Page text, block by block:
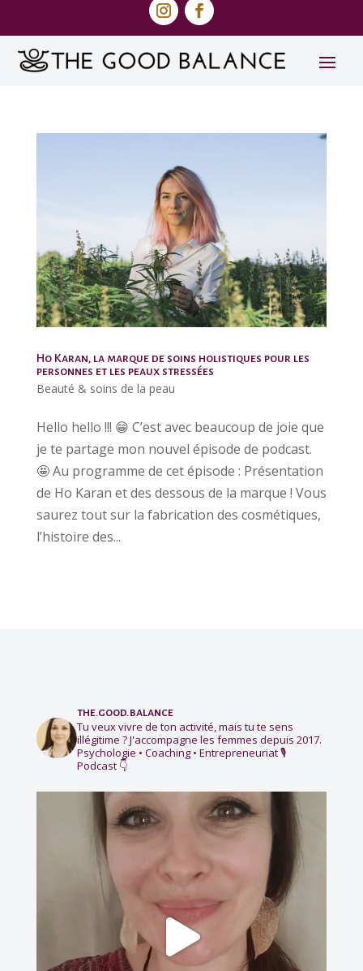
Ho Karan, la marque de soins holistiques pour les
personnes et les peaux stressées
Beauté & soins de la peau
Hello hello !!! 😁 C’est avec beaucoup de joie que
je te partage mon nouvel épisode de podcast.
🤩 Au programme de cet épisode : Présentation
de Ho Karan et des dessous de la marque ! Vous
saurez tout sur la fabrication des cosmétiques,
l’histoire des...
the.good.balance
Tu veux vivre de ton activité, mais tu te sens
illégitime ?J'accompagne les femmes depuis 2017.
Psychologie • Coaching • Entrepreneuriat🎙️
Podcast 👇